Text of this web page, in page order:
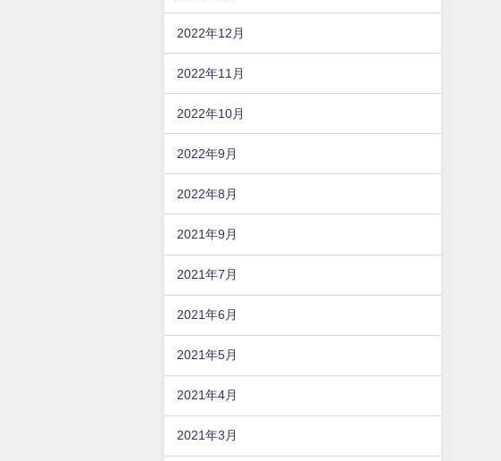
2022年12月
2022年11月
2022年10月
2022年9月
2022年8月
2021年9月
2021年7月
2021年6月
2021年5月
2021年4月
2021年3月